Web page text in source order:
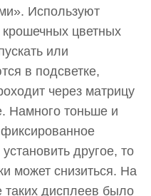
Используют
крошечных цветных
или
в подсветке,
через матрицу
Намного тоньше и
другое, то
может снизиться. На
дисплеев было